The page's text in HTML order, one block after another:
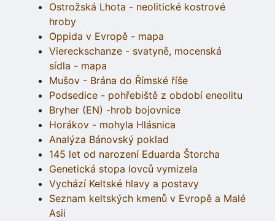
Ostrožská Lhota - neolitické kostrové
hroby
Oppida v Evropě - mapa
Viereckschanze - svatyně, mocenská
sídla - mapa
Mušov - Brána do Římské říše
Podsedice - pohřebiště z období eneolitu
Bryher (EN) -hrob bojovnice
Horákov - mohyla Hlásnica
Analýza Bánovský poklad
145 let od narození Eduarda Štorcha
Genetická stopa lovců vymizela
Vychází Keltské hlavy a postavy
Seznam keltských kmenů v Evropě a Malé
Asii